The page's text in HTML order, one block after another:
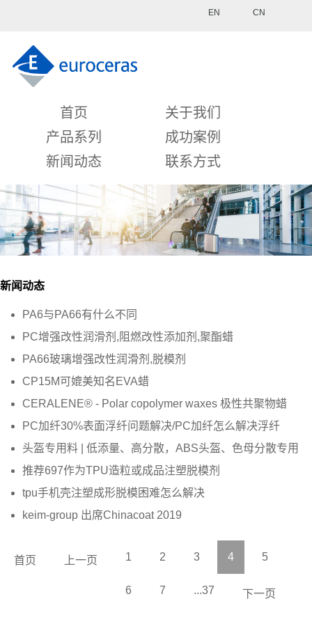
CN
EN
首页
关于我们
产品系列
成功案例
新闻动态
联系方式
新闻动态
PA6与PA66有什么不同
PC增强改性润滑剂,阻燃改性添加剂,聚酯蜡
PA66玻璃增强改性润滑剂,脱模剂
CP15M可媲美知名EVA蜡
CERALENE® - Polar copolymer waxes 极性共聚物蜡
PC加纤30%表面浮纤问题解决/PC加纤怎么解决浮纤
头盔专用料 | 低添量、高分散，ABS头盔、色母分散专用
推荐697作为TPU造粒或成品注塑脱模剂
tpu手机壳注塑成形脱模困难怎么解决
keim-group 出席Chinacoat 2019
首页 上一页 1 2 3 4 5
6 7 ...37 下一页